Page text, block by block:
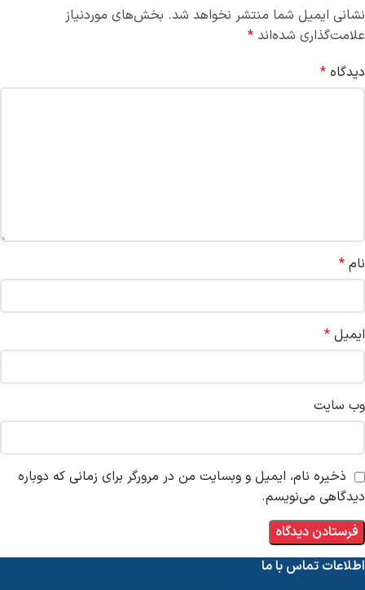
نشانی ایمیل شما منتشر نخواهد شد. بخش‌های موردنیاز
علامت‌گذاری شده‌اند *
دیدگاه *
نام *
ایمیل *
وب‌ سایت
ذخیره نام، ایمیل و وبسایت من در مرورگر برای زمانی که دوباره
دیدگاهی می‌نویسم.
اطلاعات تماس با ما